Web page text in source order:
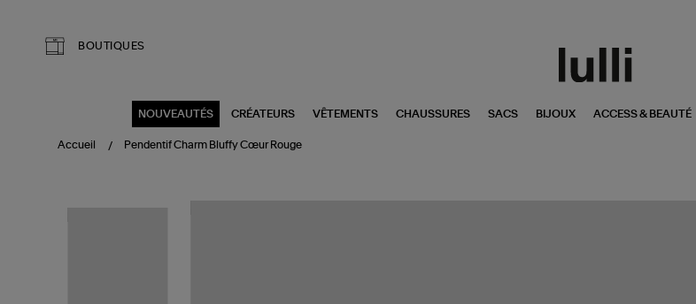
BOUTIQUES
NOUVEAUTÉS CRÉATEURS VÊTEMENTS CHAUSSURES SACS BIJOUX ACCESS & BEAUTÉ
Accueil Pendentif Charm Bluffy Cœur Rouge